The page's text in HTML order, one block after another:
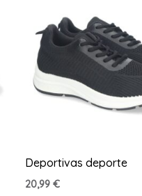
Deportivas deporte
20,99€